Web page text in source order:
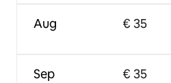
Aug
Sep
€ 35
€ 35